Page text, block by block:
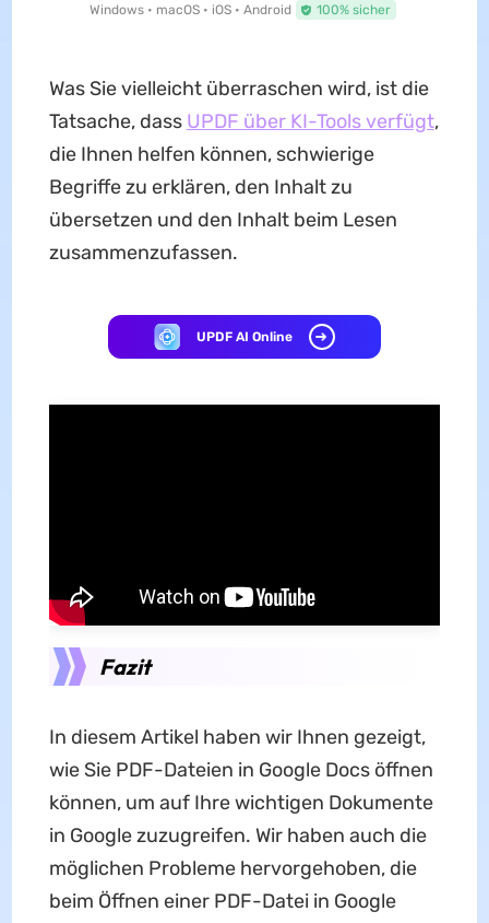
Windows • macOS • iOS • Android 100% sicher
Was Sie vielleicht überraschen wird, ist die
Tatsache, dass UPDF über KI-Tools verfügt,
die Ihnen helfen können, schwierige
Begriffe zu erklären, den Inhalt zu
übersetzen und den Inhalt beim Lesen
zusammenzufassen.
UPDF AI Online
Fazit
In diesem Artikel haben wir Ihnen gezeigt,
wie Sie PDF-Dateien in Google Docs öffnen
können, um auf Ihre wichtigen Dokumente
in Google zuzugreifen. Wir haben auch die
möglichen Probleme hervorgehoben, die
beim Öffnen einer PDF-Datei in Google